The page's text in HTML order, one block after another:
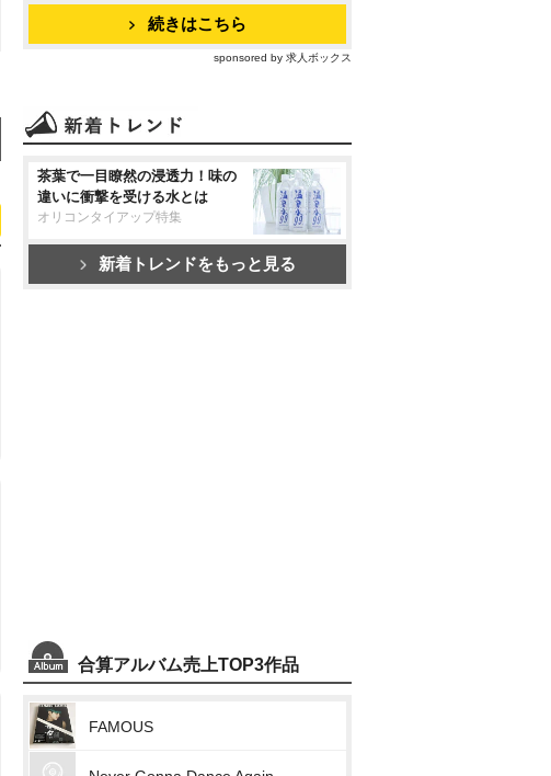
続きはこちら
sponsored by 求人ボックス
茶葉で一目瞭然の浸透力！味の
違いに衝撃を受ける水とは
オリコンタイアップ特集
新着トレンドをもっと見る
合算アルバム売上TOP3作品
FAMOUS